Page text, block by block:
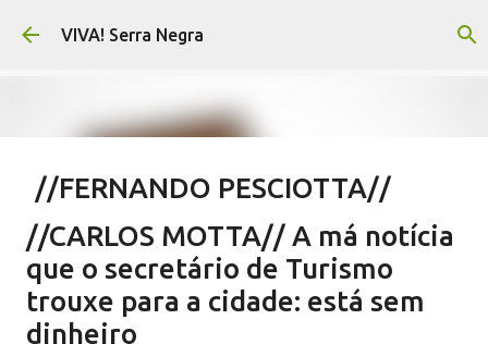
Pular para o conteúdo principal
VIVA! Serra Negra
//FERNANDO PESCIOTTA//
Encurtando caminho
em FERNANDO PESCIOTTA
VIVA! SERRA NEGRA
0
//CARLOS MOTTA// A má notícia
que o secretário de Turismo
trouxe para a cidade: está sem
dinheiro